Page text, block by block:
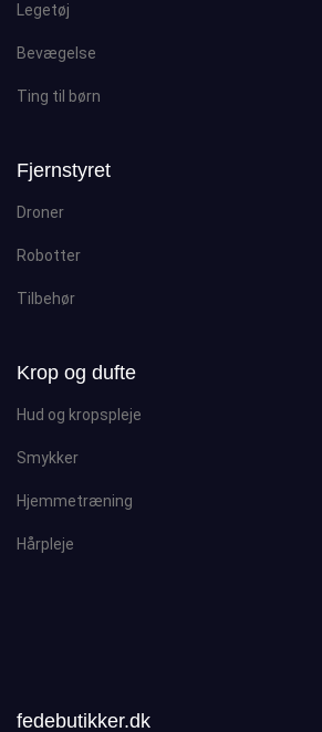
Legetøj
Bevægelse
Ting til børn
Fjernstyret
Droner
Robotter
Tilbehør
Krop og dufte
Hud og kropspleje
Smykker
Hjemmetræning
Hårpleje
fedebutikker.dk